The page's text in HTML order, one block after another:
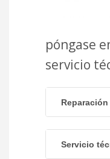
póngase
servicio
Servicio